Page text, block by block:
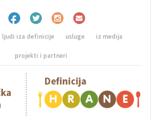
ljudi iza definicije usluge iz medija
projekti i partneri